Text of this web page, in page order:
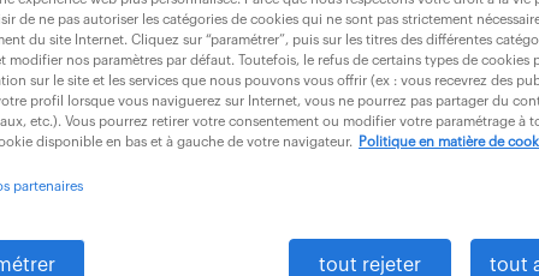
pouvez accéder à nos services !
professional a mis en place
de ne pas autoriser les catégories de cookies qui ne sont pas strictement
du site Internet. Cliquez sur “paramétrer”, puis sur les titres des différentes
modifier nos paramètres par défaut. Toutefois, le refus de certains types de cookies
sur le site et les services que nous pouvons vous offrir (ex : vous recevrez des
profil lorsque vous naviguerez sur Internet, vous ne pourrez pas partager du
etc.). Vous pourrez retirer votre consentement ou modifier votre paramétrage à
disponible en bas et à gauche de votre navigateur.
Politique en matière de
partenaires
tout rejeter tout